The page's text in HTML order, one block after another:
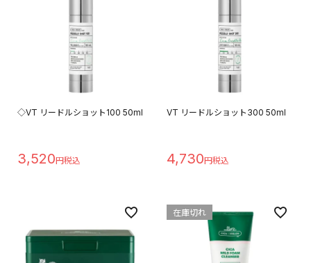
◇VT リードルショット100 50ml
3,520
VT リードルショット300 50ml
4,730
在庫切れ